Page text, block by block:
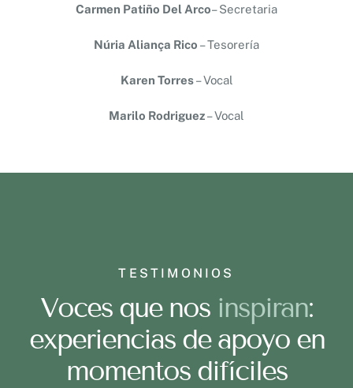
Carmen Patiño Del Arco– Secretaria
Núria Aliança Rico – Tesorería
Karen Torres– Vocal
Marilo Rodriguez– Vocal
TESTIMONIOS
Voces que nos inspiran:
experiencias de apoyo en
momentos difíciles